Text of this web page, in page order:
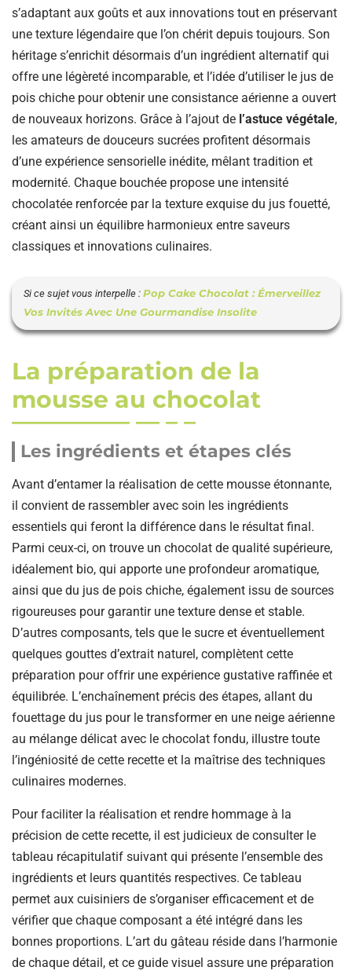
s’adaptant aux goûts et aux innovations tout en préservant
une texture légendaire que l’on chérit depuis toujours. Son
héritage s’enrichit désormais d’un ingrédient alternatif qui
offre une légèreté incomparable, et l’idée d’utiliser le jus de
pois chiche pour obtenir une consistance aérienne a ouvert
de nouveaux horizons. Grâce à l’ajout de l’astuce végétale,
les amateurs de douceurs sucrées profitent désormais
d’une expérience sensorielle inédite, mêlant tradition et
modernité. Chaque bouchée propose une intensité
chocolatée renforcée par la texture exquise du jus fouetté,
créant ainsi un équilibre harmonieux entre saveurs
classiques et innovations culinaires.
Si ce sujet vous interpelle : Pop Cake Chocolat : Émerveillez
Vos Invités Avec Une Gourmandise Insolite
La préparation de la
mousse au chocolat
Les ingrédients et étapes clés
Avant d’entamer la réalisation de cette mousse étonnante,
il convient de rassembler avec soin les ingrédients
essentiels qui feront la différence dans le résultat final.
Parmi ceux-ci, on trouve un chocolat de qualité supérieure,
idéalement bio, qui apporte une profondeur aromatique,
ainsi que du jus de pois chiche, également issu de sources
rigoureuses pour garantir une texture dense et stable.
D’autres composants, tels que le sucre et éventuellement
quelques gouttes d’extrait naturel, complètent cette
préparation pour offrir une expérience gustative raffinée et
équilibrée. L’enchaînement précis des étapes, allant du
fouettage du jus pour le transformer en une neige aérienne
au mélange délicat avec le chocolat fondu, illustre toute
l’ingéniosité de cette recette et la maîtrise des techniques
culinaires modernes.
Pour faciliter la réalisation et rendre hommage à la
précision de cette recette, il est judicieux de consulter le
tableau récapitulatif suivant qui présente l’ensemble des
ingrédients et leurs quantités respectives. Ce tableau
permet aux cuisiniers de s’organiser efficacement et de
vérifier que chaque composant a été intégré dans les
bonnes proportions. L’art du gâteau réside dans l’harmonie
de chaque détail, et ce guide visuel assure une préparation